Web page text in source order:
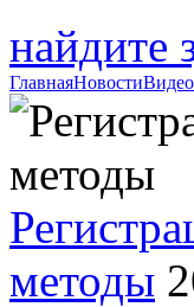
найдите
ГлавнаяНовости
методы